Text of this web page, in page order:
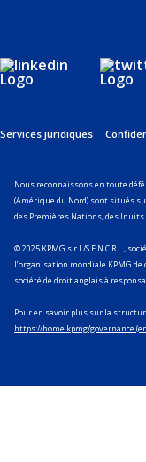
Services juridiques
Nous reconnaissons en toute
(Amérique du Nord) sont situés
des Premières Nations, des
© 2025 KPMG s.r.l./S.E.N.C.R.L.,
l’organisation mondiale KPMG
société de droit anglais à
Pour en savoir plus sur la
https://home.kpmg/governance